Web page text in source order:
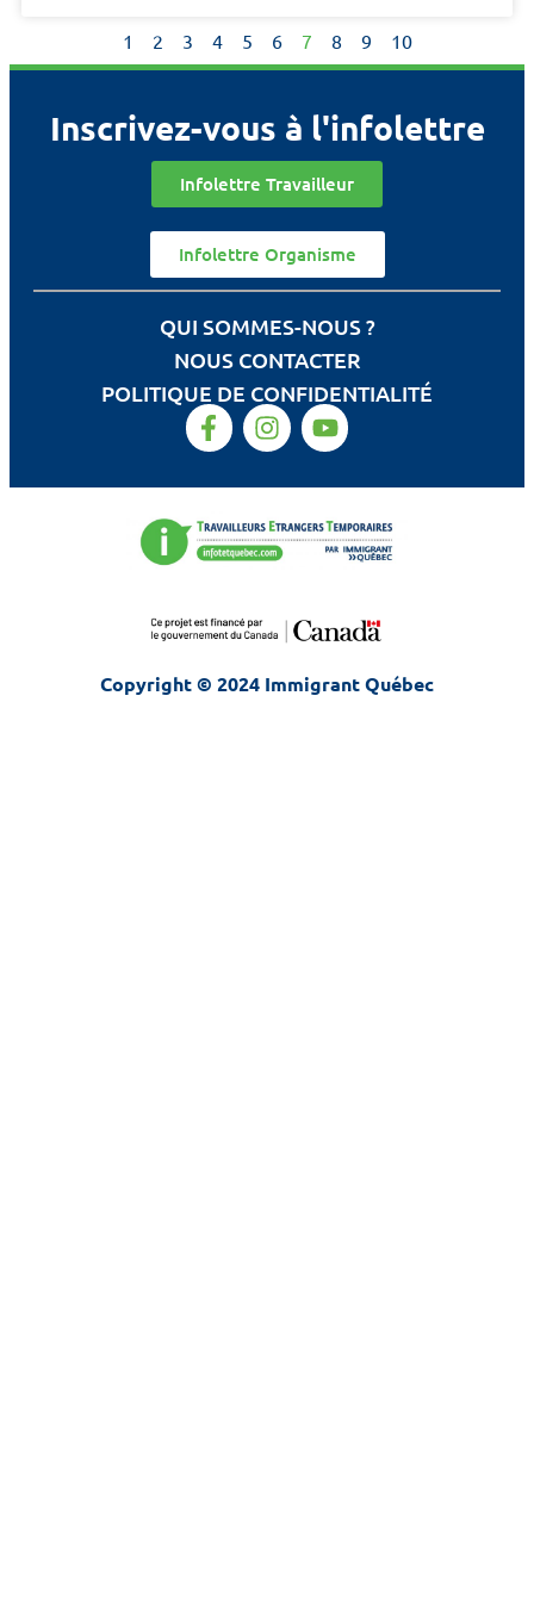
1 2 3 4 5 6 7 8 9 10
Inscrivez-vous à l'infolettre
Infolettre Travailleur
Infolettre Organisme
QUI SOMMES-NOUS ?
NOUS CONTACTER
POLITIQUE DE CONFIDENTIALITÉ
Copyright © 2024 Immigrant Québec